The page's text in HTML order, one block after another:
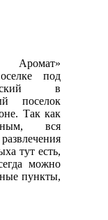
Аромат»
под
в
поселок
Так как
вся
тут есть,
можно
пункты,